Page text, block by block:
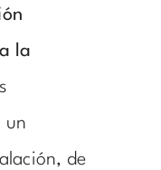
la
un
de